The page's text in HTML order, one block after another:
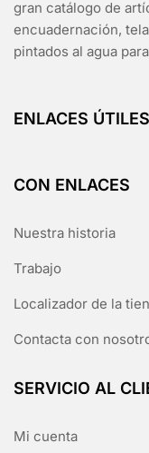
gran catálogo de
encuadernación,
pintados al agua
ENLACES ÚTILES
CON ENLACES
Nuestra historia
Trabajo
Localizador de la
Contacta con
SERVICIO AL
Mi cuenta